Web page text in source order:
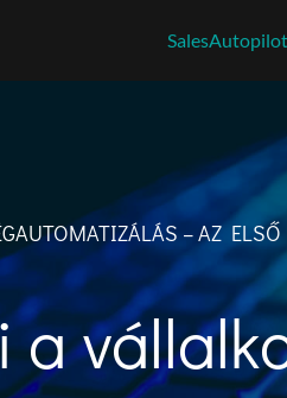
SalesAutopilot
– AZ
a